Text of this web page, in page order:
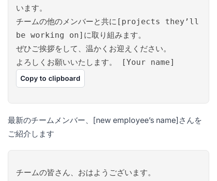
います。
チームの他のメンバーと共に[projects they’ll
be working on]に取り組みます。
ぜひご挨拶をして、温かくお迎えください。
よろしくお願いいたします。 [Your name]
Copy to clipboard
最新のチームメンバー、[new employee’s name]さんを
ご紹介します
チームの皆さん、おはようございます。